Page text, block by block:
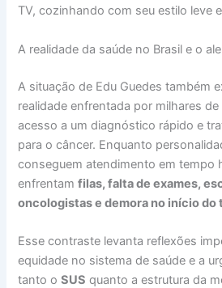
TV, cozinhando com seu estilo leve
A realidade da saúde no Brasil e o
A situação de Edu Guedes também
realidade enfrentada por milhares
acesso a um diagnóstico rápido e
para o câncer. Enquanto
conseguem atendimento em tempo
enfrentamfilas, falta de exames,
oncologistas e demora no início do
Esse contraste levanta reflexões
equidade no sistema de saúde e a
tanto oSUS quanto a estrutura da